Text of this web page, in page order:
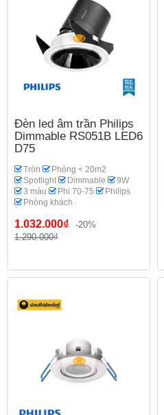
Đèn led âm trần Philips
Dimmable RS051B LED6
D75
Tròn
Phòng < 20m2
Spotlight
Dimmable
9W
3 màu
Phi 70-75
Philips
Phòng khách
1.032.000₫
-20%
1.290.000₫